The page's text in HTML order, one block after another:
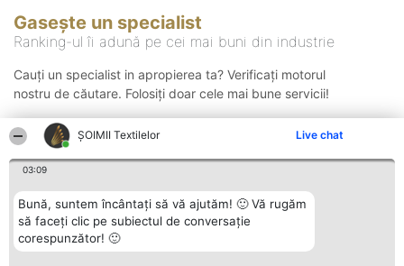
ȘOIMII Textilelor Live chat
03:09
Bună, suntem încântați să vă ajutăm! 🙂 Vă rugăm
să faceți clic pe subiectul de conversație
corespunzător! 🙂
Gasește un specialist
Ranking-ul îi adună pe cei mai buni din industrie
Cauți un specialist in apropierea ta? Verificați motorul
nostru de căutare. Folosiți doar cele mai bune servicii!